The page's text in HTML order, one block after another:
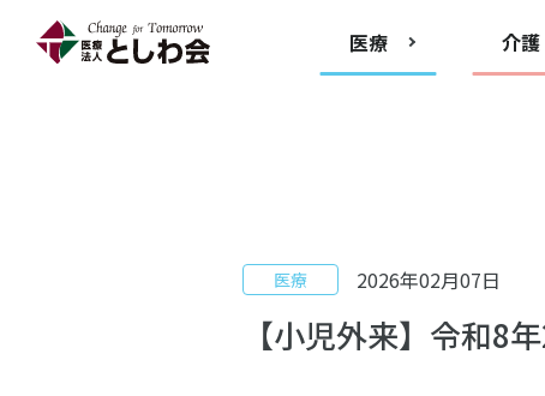
医療 介護
医療 2026年02月07日
【小児外来】令和8